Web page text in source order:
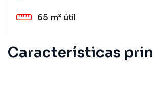
65 m² útil
Características